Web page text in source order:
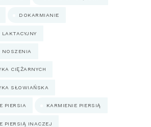
DOKARMIANIE
NOSZENIA
CIĘŻARNYCH
SŁOWIAŃSKA
PIERSIA KARMIENIE PIERSIĄ
PIERSIĄ INACZEJ